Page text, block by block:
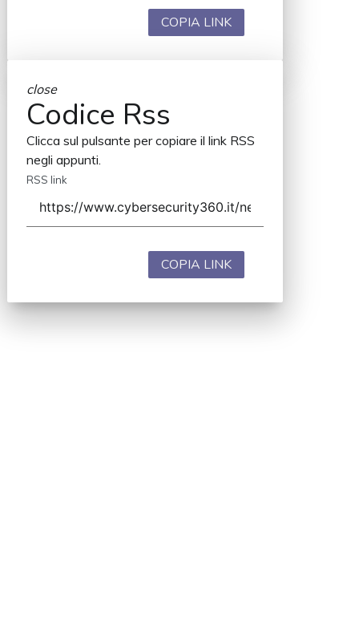
COPIA LINK
close
Codice Rss
Clicca sul pulsante per copiare il link RSS
negli appunti.
RSS link
COPIA LINK